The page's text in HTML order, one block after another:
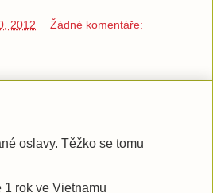
2012 Žádné komentáře:
oslavy. Těžko se tomu
rok ve Vietnamu